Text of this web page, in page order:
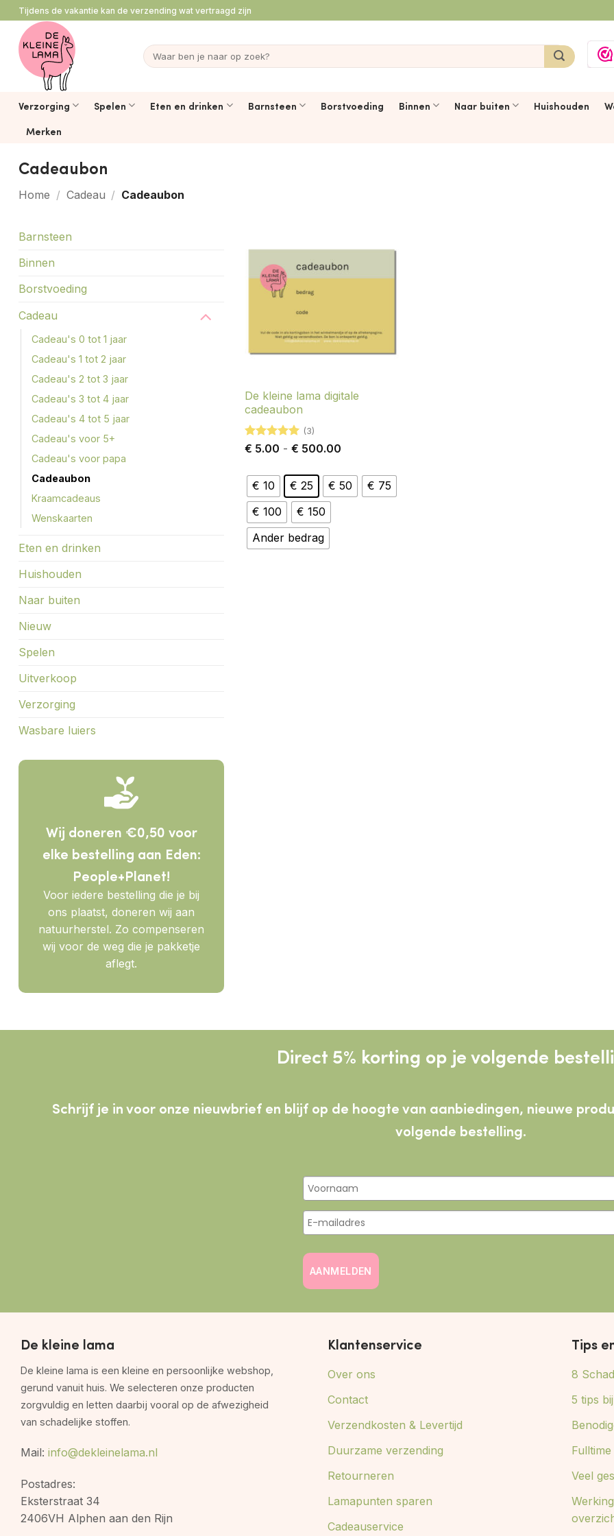
naar
inhoud
Tijdens de vakantie kan de verzending wat vertraagd zijn
Zoeken
naar:
Verzorging Spelen Eten en drinken Barnsteen Borstvoeding Binnen Naar buiten Huishouden
Merken
Cadeaubon
Home / Cadeau / Cadeaubon
Barnsteen
Binnen
Borstvoeding
Cadeau
Cadeau's 0 tot 1 jaar
Cadeau's 1 tot 2 jaar
Cadeau's 2 tot 3 jaar
Cadeau's 3 tot 4 jaar
Cadeau's 4 tot 5 jaar
Cadeau's voor 5+
Cadeau's voor papa
Cadeaubon
Kraamcadeaus
Wenskaarten
Eten en drinken
Huishouden
Naar buiten
Nieuw
Spelen
Uitverkoop
Verzorging
Wasbare luiers
Wij doneren €0,50 voor
elke bestelling aan Eden:
People+Planet!
Voor iedere bestelling die je bij
ons plaatst, doneren wij aan
natuurherstel. Zo compenseren
wij voor de weg die je pakketje
aflegt.
De kleine lama digitale
cadeaubon
Gewaardeerd
(3)
€ 5.00 - € 500.00Prijsklasse:
€ 500.00
€ 10 € 25 € 50
€ 75
€ 100
€ 150
Ander bedrag
Direct 5% korting op je volgende
Schrijf je in voor onze nieuwbrief en blijf op de hoogte van aanbiedingen, nieuwe
volgende bestelling.
AANMELDEN
De kleine lama
De kleine lama is een kleine en persoonlijke webshop,
gerund vanuit huis. We selecteren onze producten
zorgvuldig en letten daarbij vooral op de afwezigheid
van schadelijke stoffen.
Mail: info@dekleinelama.nl
Postadres:
Eksterstraat 34
2406VH Alphen aan den Rijn
Klantenservice
Over ons
Contact
Verzendkosten & Levertijd
Duurzame verzending
Retourneren
Lamapunten sparen
Cadeauservice
Tips
8
5 tips
Veel